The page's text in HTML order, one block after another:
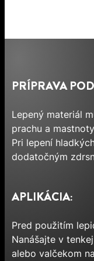
PRÍPRAVA
Lepený materiál
prachu a
Pri lepení
dodatočným
APLIKÁCIA:
Pred použitím
Nanášajte v
alebo valčekom